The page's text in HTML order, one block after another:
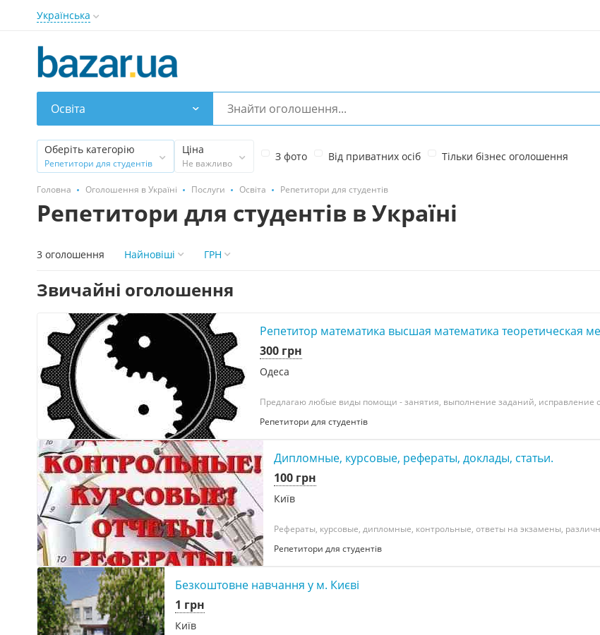
Українська
Освіта
Оберіть категорію
Репетитори для студентів
Ціна
Не важливо
З фото Від приватних осіб Тільки бізнес оголошення
Головна Оголошення в Україні Послуги Освіта Репетитори для студентів
Репетитори для студентів в Україні
3 оголошення Найновіші ГРН
Звичайні оголошення
Репетитор математика высшая математика теоретическая
300 грн
Одеса
Предлагаю любые виды помощи - занятия, выполнение заданий, исправление
Репетитори для студентів
Дипломные, курсовые, рефераты, доклады, статьи.
100 грн
Київ
Рефераты, курсовые, дипломные, контрольные, ответы на экзамены,
Репетитори для студентів
Безкоштовне навчання у м. Києві
1 грн
Київ